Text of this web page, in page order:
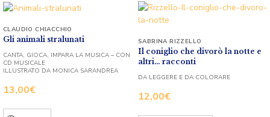
Gli animali stralunati
13,00€
CLAUDIO CHIACCHIO
CANTA, GIOCA, IMPARA LA MUSICA – CON
CD MUSICALE
ILLUSTRATO DA MONICA SARANDREA
Il coniglio che divorò la notte e
altri… racconti
12,00€
SABRINA RIZZELLO
DA LEGGERE E DA COLORARE